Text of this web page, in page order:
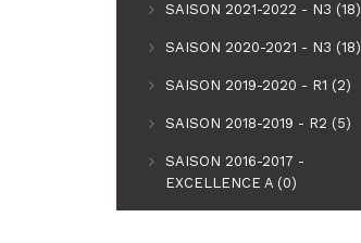
SAISON 2021-2022 - N3 (18)
SAISON 2020-2021 - N3 (18)
SAISON 2019-2020 - R1 (2)
SAISON 2018-2019 - R2 (5)
SAISON 2016-2017 -
EXCELLENCE A (0)